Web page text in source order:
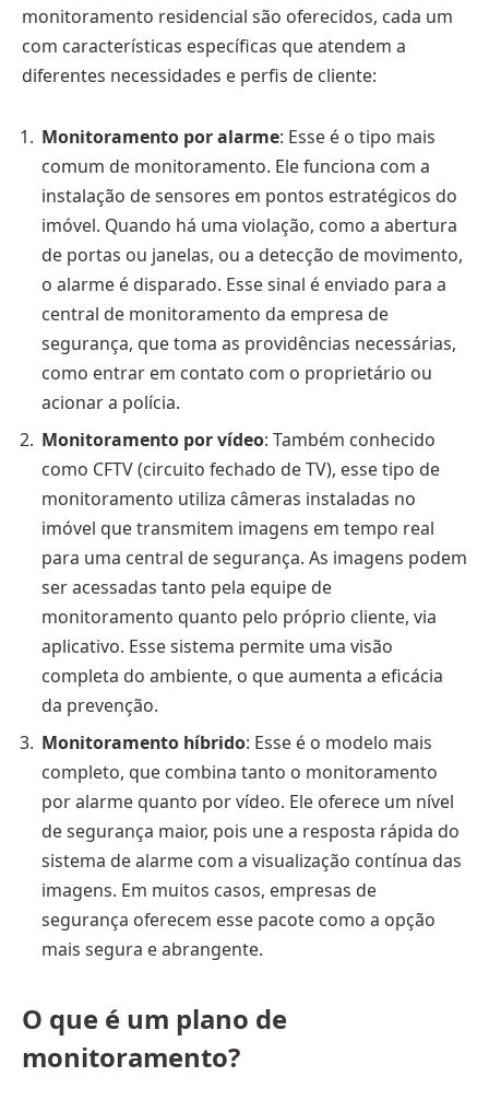
monitoramento residencial são oferecidos, cada um
com características específicas que atendem a
diferentes necessidades e perfis de cliente:
Monitoramento por alarme: Esse é o tipo mais
comum de monitoramento. Ele funciona com a
instalação de sensores em pontos estratégicos do
imóvel. Quando há uma violação, como a abertura
de portas ou janelas, ou a detecção de movimento,
o alarme é disparado. Esse sinal é enviado para a
central de monitoramento da empresa de
segurança, que toma as providências necessárias,
como entrar em contato com o proprietário ou
acionar a polícia.
Monitoramento por vídeo: Também conhecido
como CFTV (circuito fechado de TV), esse tipo de
monitoramento utiliza câmeras instaladas no
imóvel que transmitem imagens em tempo real
para uma central de segurança. As imagens podem
ser acessadas tanto pela equipe de
monitoramento quanto pelo próprio cliente, via
aplicativo. Esse sistema permite uma visão
completa do ambiente, o que aumenta a eficácia
da prevenção.
Monitoramento híbrido: Esse é o modelo mais
completo, que combina tanto o monitoramento
por alarme quanto por vídeo. Ele oferece um nível
de segurança maior, pois une a resposta rápida do
sistema de alarme com a visualização contínua das
imagens. Em muitos casos, empresas de
segurança oferecem esse pacote como a opção
mais segura e abrangente.
O que é um plano de
monitoramento?